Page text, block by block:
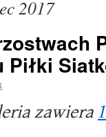
2017
zawiera